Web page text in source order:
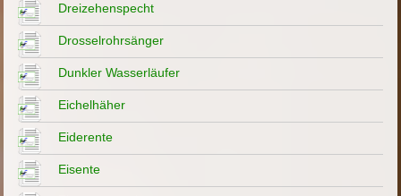
Dreizehenspecht
Drosselrohrsänger
Dunkler Wasserläufer
Eichelhäher
Eiderente
Eisente